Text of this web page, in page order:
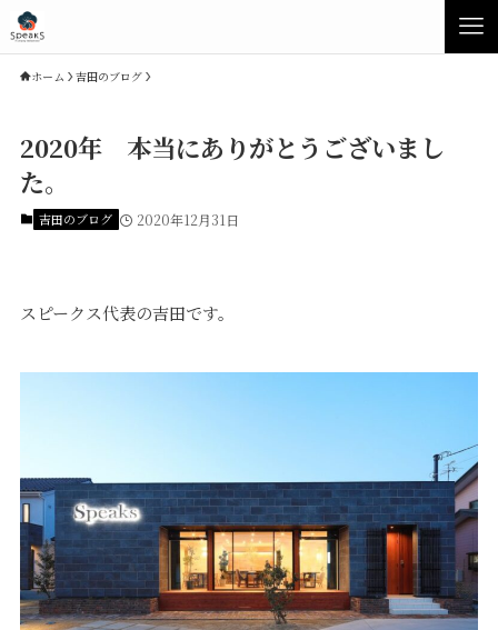
Concept
素材について
価格について
Product
展示場・モデルハウス
商品ラインナップ
建築実例・お客様イン
タビュー
価格・プラン
間取りプラン集
Topics About
ホーム 吉田のブログ
2020年 本当にありがとうございまし
た。
吉田のブログ 2020年12月31日
スピークス代表の吉田です。